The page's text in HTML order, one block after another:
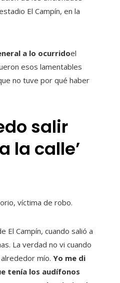
El Campín, en la
a lo ocurridoel
esos lamentables
no tuve por qué haber
salir
la calle’
víctima de robo.
El Campín, cuando salió a
La verdad no vi cuando
mío. Yo me di
tenía los audífonos